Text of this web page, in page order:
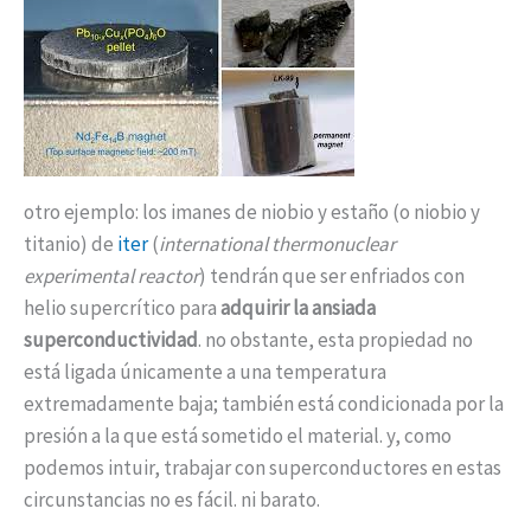
otro ejemplo: los imanes de niobio y estaño (o niobio y
titanio) de iter(international thermonuclear
experimental reactor) tendrán que ser enfriados con
helio supercrítico paraadquirir la ansiada
superconductividad. no obstante, esta propiedad no
está ligada únicamente a una temperatura
extremadamente baja; también está condicionada por la
presión a la que está sometido el material. y, como
podemos intuir, trabajar con superconductores en estas
circunstancias no es fácil. ni barato.